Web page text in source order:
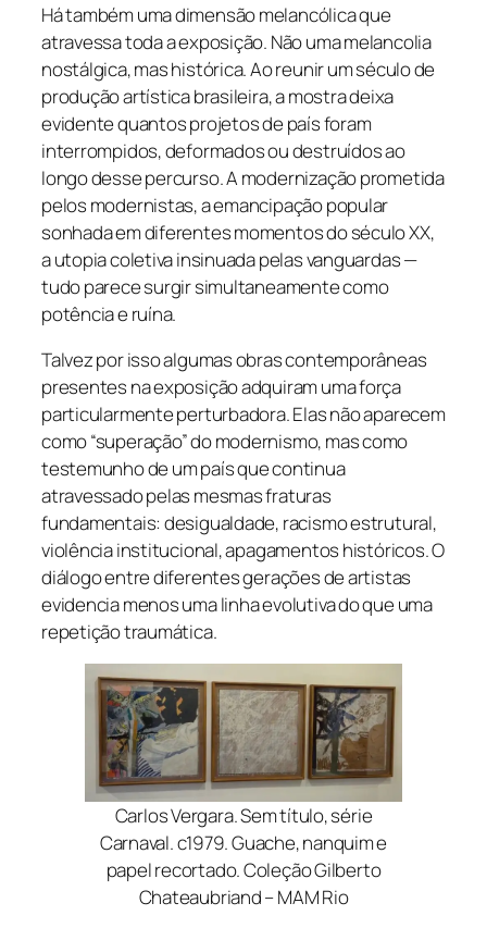
Há também uma dimensão melancólica que
atravessa toda a exposição. Não uma melancolia
nostálgica, mas histórica. Ao reunir um século de
produção artística brasileira, a mostra deixa
evidente quantos projetos de país foram
interrompidos, deformados ou destruídos ao
longo desse percurso. A modernização prometida
pelos modernistas, a emancipação popular
sonhada em diferentes momentos do século XX,
a utopia coletiva insinuada pelas vanguardas —
tudo parece surgir simultaneamente como
potência e ruína.
Talvez por isso algumas obras contemporâneas
presentes na exposição adquiram uma força
particularmente perturbadora. Elas não aparecem
como “superação” do modernismo, mas como
testemunho de um país que continua
atravessado pelas mesmas fraturas
fundamentais: desigualdade, racismo estrutural,
violência institucional, apagamentos históricos. O
diálogo entre diferentes gerações de artistas
evidencia menos uma linha evolutiva do que uma
repetição traumática.
Carlos Vergara. Sem título, série
Carnaval. c1979. Guache, nanquim e
papel recortado. Coleção Gilberto
Chateaubriand – MAM Rio